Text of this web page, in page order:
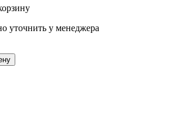
уточнить у менеджера